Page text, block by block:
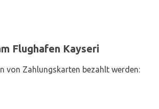
Flughafen Kayseri
von Zahlungskarten bezahlt werden: